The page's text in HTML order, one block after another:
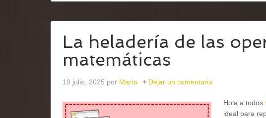
La heladería de las
matemáticas
10 julio, 2025 por María Dejar un comentario
Hola a todos
ideal para